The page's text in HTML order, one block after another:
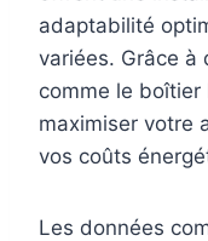
adaptabilité
variées. Grâce à
comme le boîtier
maximiser votre
vos coûts
Les données